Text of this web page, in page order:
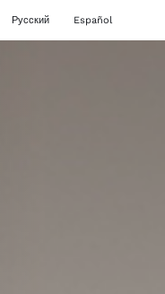
Русский Español